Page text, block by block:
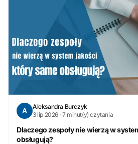
A
Aleksandra Burczyk
3 lip 2026 · 7 minut(y) czytania
Dlaczego zespoły nie wierzą w
obsługują?